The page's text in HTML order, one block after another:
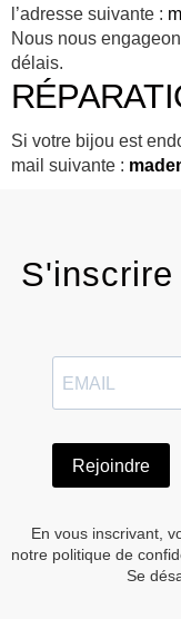
l’adresse suivante :
Nous nous
délais.
Si votre bijou est
mail suivante :
Rejoindre
En vous inscrivant,
notre politique de
Se